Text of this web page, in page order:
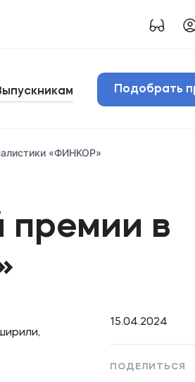
Подобрать
«ФИНКОР»
премии в
15.04.2024
ПОДЕЛИТЬСЯ